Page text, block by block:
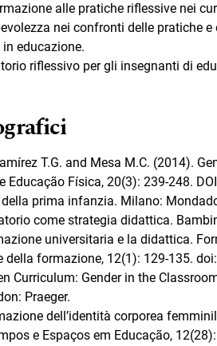
alle pratiche riflessive nei
nei confronti delle pratiche e
educazione.
riflessivo per gli insegnanti di
T.G. and Mesa M.C. (2014).
Educação Física, 20(3): 239-248.
prima infanzia. Milano:
come strategia didattica.
universitaria e la didattica.
della formazione, 12(1): 129-135.
Curriculum: Gender in the
Praeger.
dell’identità corporea
e Espaços em Educação,